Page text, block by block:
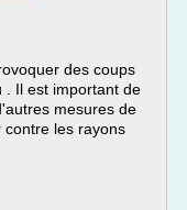
des coups
. Il est important de
mesures de
contre les rayons